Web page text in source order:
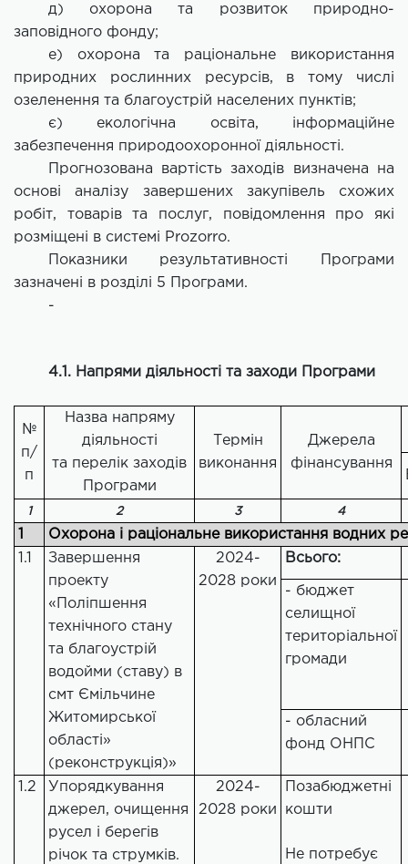
д) охорона та розвиток природно-
заповідного фонду;
е) охорона та раціональне використання
природних рослинних ресурсів, в тому числі
озеленення та благоустрій населених пунктів;
є) екологічна освіта, інформаційне
забезпечення природоохоронної діяльності.
Прогнозована вартість заходів визначена на
основі аналізу завершених закупівель схожих
робіт, товарів та послуг, повідомлення про які
розміщені в системі Prozorro.
Показники результативності Програми
зазначені в розділі 5 Програми.
-
4.1. Напрями діяльності та заходи Програми
№
п/
п
Назва напряму
діяльності
та перелік заходів
Програми
Термін
виконання
Джерела
фінансування
1 2 3 4
Охорона і раціональне використання водних
1.1
Завершення
проекту
«Поліпшення
технічного стану
та благоустрій
водойми (ставу) в
смт Ємільчине
Житомирської
області»
(реконструкція)»
2024-
2028 роки
Всього:
- бюджет
селищної
територіальної
громади
- обласний
фонд ОНПС
1.2
Упорядкування
джерел, очищення
русел і берегів
річок та струмків.
2024-
2028 роки
Позабюджетні
кошти
Не потребує